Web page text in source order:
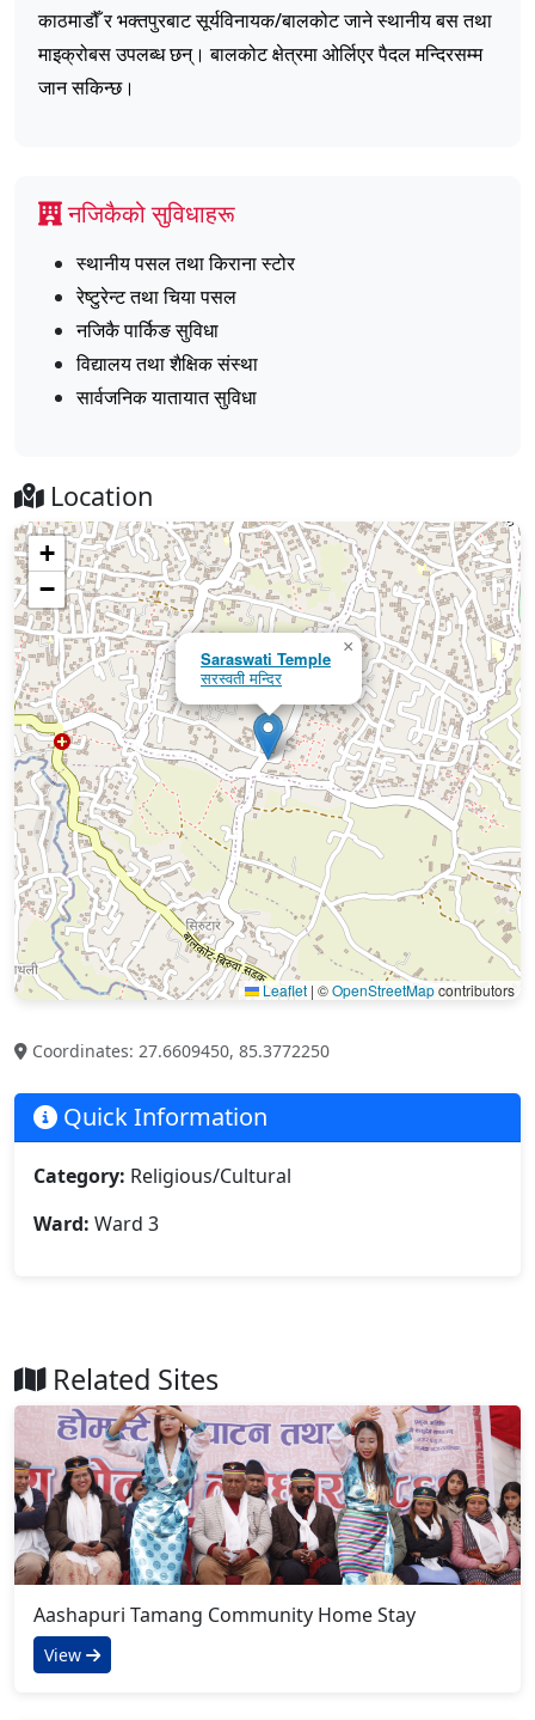
काठमाडौँ र भक्तपुरबाट सूर्यविनायक/बालकोट जाने स्थानीय बस तथा
माइक्रोबस उपलब्ध छन्। बालकोट क्षेत्रमा ओर्लिएर पैदल मन्दिरसम्म
जान सकिन्छ।
नजिकैको सुविधाहरू
स्थानीय पसल तथा किराना स्टोर
रेष्टुरेन्ट तथा चिया पसल
नजिकै पार्किङ सुविधा
विद्यालय तथा शैक्षिक संस्था
सार्वजनिक यातायात सुविधा
Location
Saraswati Temple
सरस्वती मन्दिर
×
+
−
Leaflet | ©OpenStreetMapcontributors
Coordinates: 27.6609450, 85.3772250
Quick Information
Category: Religious/Cultural
Ward: Ward 3
Related Sites
Aashapuri Tamang Community Home Stay
View